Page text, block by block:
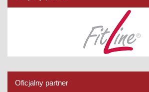
Oficjalny partner